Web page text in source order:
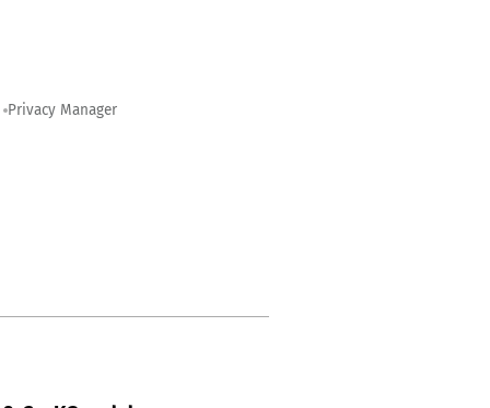
Privacy Manager